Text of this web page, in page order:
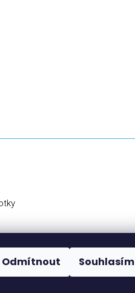
Odmítnout Souhlasím
svépomocí - návod